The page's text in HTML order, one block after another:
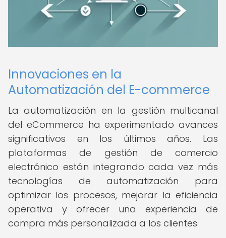
Innovaciones en la
Automatización del E-commerce
La automatización en la gestión multicanal
del eCommerce ha experimentado avances
significativos en los últimos años. Las
plataformas de gestión de comercio
electrónico están integrando cada vez más
tecnologías de automatización para
optimizar los procesos, mejorar la eficiencia
operativa y ofrecer una experiencia de
compra más personalizada a los clientes.